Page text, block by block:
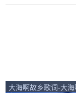
大海啊故乡歌词-大海